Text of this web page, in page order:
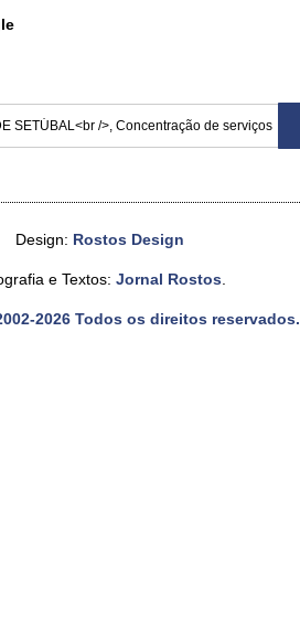
Design: Rostos Design
e Textos: Jornal Rostos
2026 Todos os direitos reservados.